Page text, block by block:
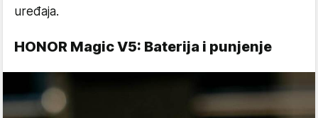
uređaja.
HONOR Magic V5: Baterija i punjenje